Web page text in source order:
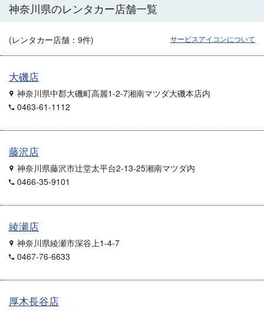
神奈川県のレンタカー店舗一覧
(レンタカー店舗： 9件) サービスアイコンについて
大磯店
神奈川県中郡大磯町高麗1-2-7湘南マツダ大磯本店内
0463-61-1112
藤沢店
神奈川県藤沢市辻堂太平台2-13-25湘南マツダ内
0466-35-9101
綾瀬店
神奈川県綾瀬市深谷上1-4-7
0467-76-6633
厚木長谷店